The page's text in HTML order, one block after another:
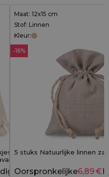
9 x 12
de
7,40 €
Maat: 12x15 cm
Stof: Linnen
Kleur:
-16%
5 stuks Natuurlijke linnen
Oorspronkelijke6,89€